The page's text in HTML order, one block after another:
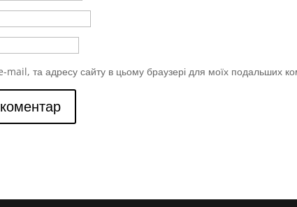
mail, та адресу сайту в цьому браузері для моїх подальших